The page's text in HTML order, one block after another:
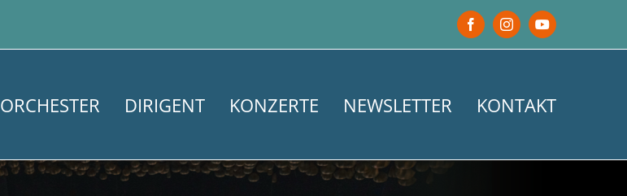
FacebookInstagramYouTube
ORCHESTER DIRIGENT KONZERTE NEWSLETTER KONTAKT